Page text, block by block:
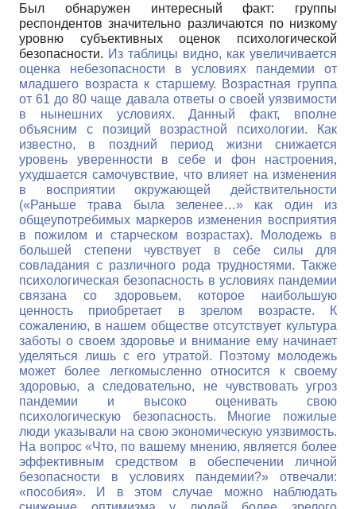
Был обнаружен интересный факт: группы
респондентов значительно различаются по низкому
уровню субъективных оценок психологической
безопасности. Из таблицы видно, как увеличивается
оценка небезопасности в условиях пандемии от
младшего возраста к старшему. Возрастная группа
от 61 до 80 чаще давала ответы о своей уязвимости
в нынешних условиях. Данный факт, вполне
объясним с позиций возрастной психологии. Как
известно, в поздний период жизни снижается
уровень уверенности в себе и фон настроения,
ухудшается самочувствие, что влияет на изменения
в восприятии окружающей действительности
(«Раньше трава была зеленее…» как один из
общеупотребимых маркеров изменения восприятия
в пожилом и старческом возрастах). Молодежь в
большей степени чувствует в себе силы для
совладания с различного рода трудностями. Также
психологическая безопасность в условиях пандемии
связана со здоровьем, которое наибольшую
ценность приобретает в зрелом возрасте. К
сожалению, в нашем обществе отсутствует культура
заботы о своем здоровье и внимание ему начинает
уделяться лишь с его утратой. Поэтому молодежь
может более легкомысленно относится к своему
здоровью, а следовательно, не чувствовать угроз
пандемии и высоко оценивать свою
психологическую безопасность. Многие пожилые
люди указывали на свою экономическую уязвимость.
На вопрос «Что, по вашему мнению, является более
эффективным средством в обеспечении личной
безопасности в условиях пандемии?» отвечали:
«пособия». И в этом случае можно наблюдать